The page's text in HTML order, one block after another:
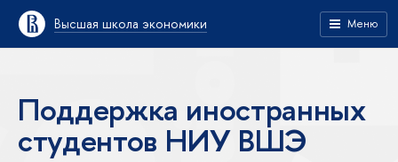
Высшая школа экономики Меню
Поддержка иностранных
студентов НИУ ВШЭ